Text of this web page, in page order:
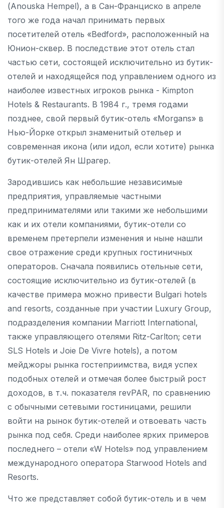
(Anouska Hempel), а в Сан-Франциско в апреле
того же года начал принимать первых
посетителей отель «Bedford», расположенный на
Юнион-сквер. В последствие этот отель стал
частью сети, состоящей исключительно из бутик-
отелей и находящейся под управлением одного из
наиболее известных игроков рынка - Kimpton
Hotels & Restaurants. В 1984 г., тремя годами
позднее, свой первый бутик-отель «Morgans» в
Нью-Йорке открыл знаменитый отельер и
современная икона (или идол, если хотите) рынка
бутик-отелей Ян Шрагер.
Зародившись как небольшие независимые
предприятия, управляемые частными
предпринимателями или такими же небольшими
как и их отели компаниями, бутик-отели со
временем претерпели изменения и ныне нашли
свое отражение среди крупных гостиничных
операторов. Сначала появились отельные сети,
состоящие исключительно из бутик-отелей (в
качестве примера можно привести Bulgari hotels
and resorts, созданные при участии Luxury Group,
подразделения компании Marriott International,
также управляющего отелями Ritz-Carlton; сети
SLS Hotels и Joie De Vivre hotels), а потом
мейджоры рынка гостеприимства, видя успех
подобных отелей и отмечая более быстрый рост
доходов, в т.ч. показателя revPAR, по сравнению
с обычными сетевыми гостиницами, решили
войти на рынок бутик-отелей и отвоевать часть
рынка под себя. Среди наиболее ярких примеров
последнего – отели «W Hotels» под управлением
международного оператора Starwood Hotels and
Resorts.
Что же представляет собой бутик-отель и в чем